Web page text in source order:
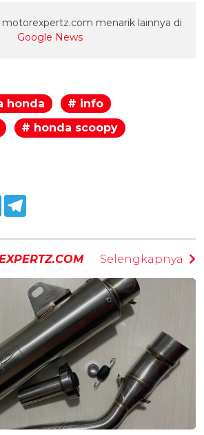
menarik lainnya di
Google News
honda
# info
# honda scoopy
Twitter
Selengkapnya